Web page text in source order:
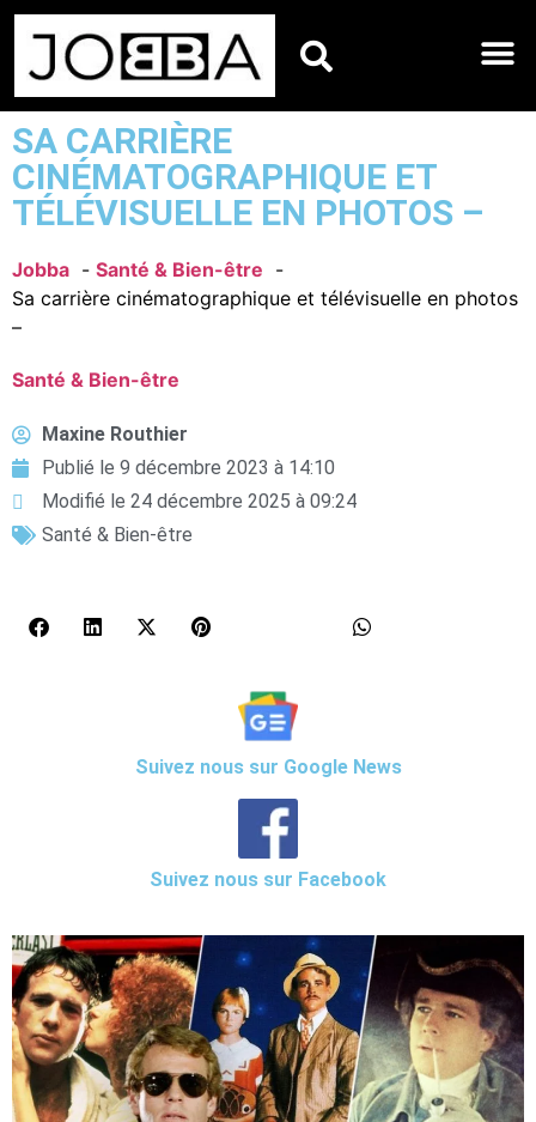
SA CARRIÈRE
CINÉMATOGRAPHIQUE ET
TÉLÉVISUELLE EN PHOTOS –
Jobba
Santé & Bien-être
Sa carrière cinématographique et télévisuelle en photos
–
Santé & Bien-être
Maxine Routhier
Publié le 9 décembre 2023 à 14:10
Modifié le 24 décembre 2025 à 09:24
Santé & Bien-être
Suivez nous sur Google News
Suivez nous sur Facebook